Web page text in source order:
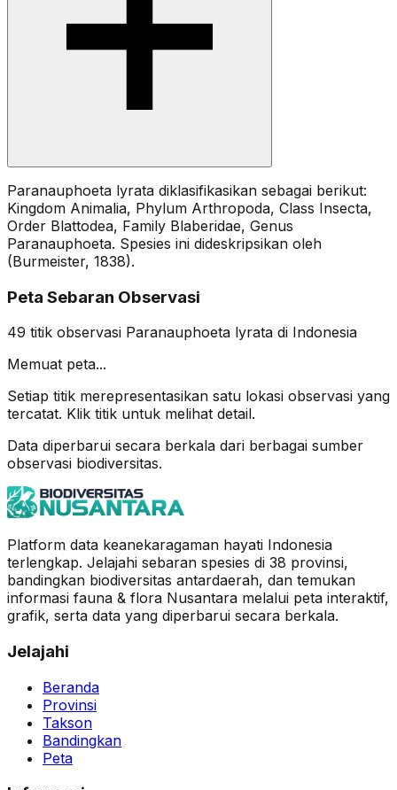
Paranauphoeta lyrata diklasifikasikan sebagai berikut:
Kingdom Animalia, Phylum Arthropoda, Class Insecta,
Order Blattodea, Family Blaberidae, Genus
Paranauphoeta. Spesies ini dideskripsikan oleh
(Burmeister, 1838).
Peta Sebaran Observasi
49 titik observasi Paranauphoeta lyrata di Indonesia
Memuat peta...
Setiap titik merepresentasikan satu lokasi observasi yang
tercatat. Klik titik untuk melihat detail.
Data diperbarui secara berkala dari berbagai sumber
observasi biodiversitas.
Platform data keanekaragaman hayati Indonesia
terlengkap. Jelajahi sebaran spesies di 38 provinsi,
bandingkan biodiversitas antardaerah, dan temukan
informasi fauna & flora Nusantara melalui peta interaktif,
grafik, serta data yang diperbarui secara berkala.
Jelajahi
Beranda
Provinsi
Takson
Bandingkan
Peta